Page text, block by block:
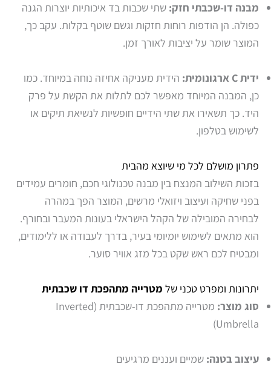
מבנה דו-שכבתי חזק: שתי שכבות בד איכותיות יוצרות הגנה
כפולה. הן הודפות רוחות חזקות וגשם שוטף בקלות. עקב כך,
המוצר שומר על יציבות לאורך זמן.
ידית C ארגונומית:
הידית מעניקה אחיזה נוחה במיוחד. כמו
כן, המבנה המיוחד מאפשר לכם לתלות את הקשת על פרק
היד. כך תשאירו את שתי הידיים חופשיות לנשיאת תיקים או
לשימוש בטלפון.
פתרון מושלם לכל מי שיוצא מהבית
בזכות השילוב המנצח בין מבנה טכנולוגי חכם, חומרים עמידים
בפני שחיקה ועיצוב ויזואלי מרשים, המוצר הפך במהרה
לבחירה המובילה של הקהל הישראלי בעונות המעבר ובחורף.
הוא מתאים לשימוש יומיומי בעיר, בדרך לעבודה או ללימודים,
ומבטיח לכם ראש שקט בכל מזג אוויר סוער.
יתרונות ומפרט טכני של מטרייה מתהפכת דו שכבתית
סוג מוצר:
מטרייה מתהפכת דו-שכבתית (Inverted
Umbrella)
עיצוב בטנה: שמיים ועננים מרגיעים